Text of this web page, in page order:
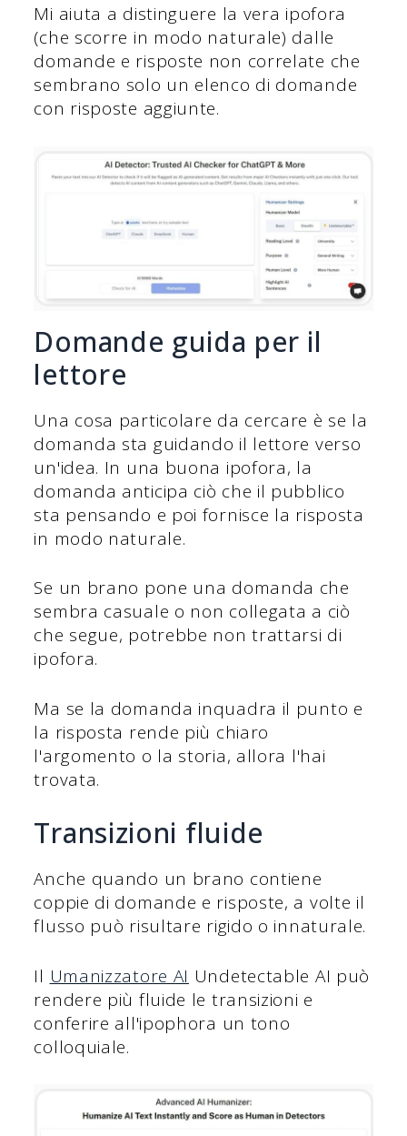
Mi aiuta a distinguere la vera ipofora
(che scorre in modo naturale) dalle
domande e risposte non correlate che
sembrano solo un elenco di domande
con risposte aggiunte.
Domande guida per il
lettore
Una cosa particolare da cercare è se la
domanda sta guidando il lettore verso
un'idea. In una buona ipofora, la
domanda anticipa ciò che il pubblico
sta pensando e poi fornisce la risposta
in modo naturale.
Se un brano pone una domanda che
sembra casuale o non collegata a ciò
che segue, potrebbe non trattarsi di
ipofora.
Ma se la domanda inquadra il punto e
la risposta rende più chiaro
l'argomento o la storia, allora l'hai
trovata.
Transizioni fluide
Anche quando un brano contiene
coppie di domande e risposte, a volte il
flusso può risultare rigido o innaturale.
Il Umanizzatore AI Undetectable AI può
rendere più fluide le transizioni e
conferire all'ipophora un tono
colloquiale.